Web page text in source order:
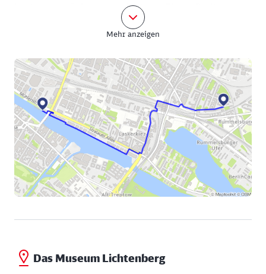
beginnt das Gelände der Weissen Flotte Berlin,
deren Fahrgastschiffe hier zu ihren Touren in die
östliche Umgebung von Berlin starten. Die
Park zu. Hier besteht die Möglichkeit, die
Wanderung abzukürzen. Mehrere Imbiss-Angebote
laden zur Stärkung ein.
Wer die Tour fortsetzen möchte, nutzt den Fußweg
neben den Gleisen der Parkwegbrücke. Er führt zum
Paul- und Paula-Ufer an der Rummelsburger Bucht.
Der Name des Uferweges geht auf den
gleichnamigen DEFA-Film um ein Berliner
Liebespaar zurück. Traumsequenzen auf einem alten
die von Neubauten gesäumte Bucht und geht in die
„Hoppetosse“ wendet sich die Route nach links in
die Emma-Ihrer-Straße. Sie führt über die
Mehr anzeigen
Das Museum Lichtenberg